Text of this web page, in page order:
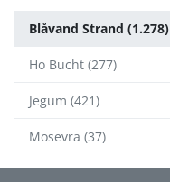
Blåvand Strand (1.278)
Ho Bucht (277)
Jegum (421)
Mosevra (37)